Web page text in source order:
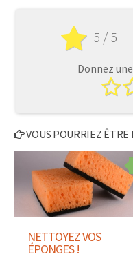
5 / 5
Donnez
VOUS POURRIEZ ÊTRE
NETTOYEZ VOS
ÉPONGES !